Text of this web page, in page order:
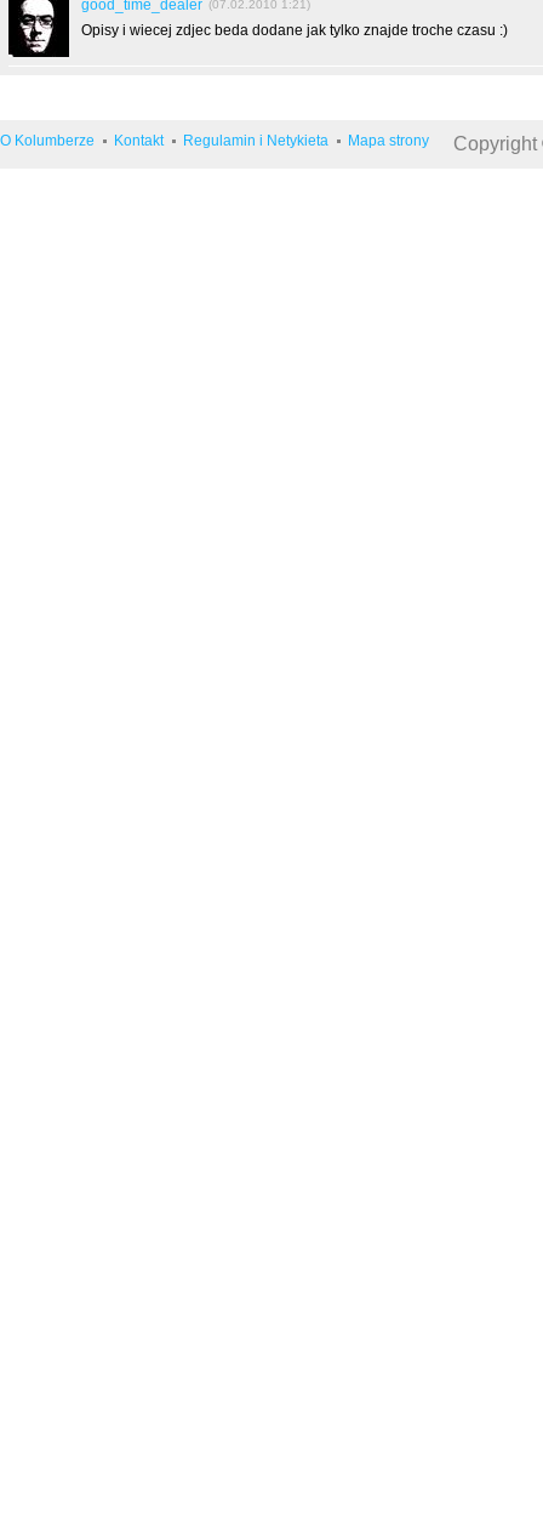
good_time_dealer (07.02.2010 1:21)
Opisy i wiecej zdjec beda dodane jak tylko znajde troche czasu :)
O Kolumberze Kontakt Regulamin i Netykieta Mapa strony